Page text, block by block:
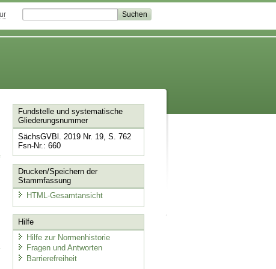
Fundstelle und systematische
Gliederungsnummer
SächsGVBl. 2019 Nr. 19, S. 762
Fsn-Nr.: 660
Drucken/Speichern der
Stammfassung
HTML-Gesamtansicht
Hilfe
Hilfe zur Normenhistorie
Fragen und Antworten
Barrierefreiheit